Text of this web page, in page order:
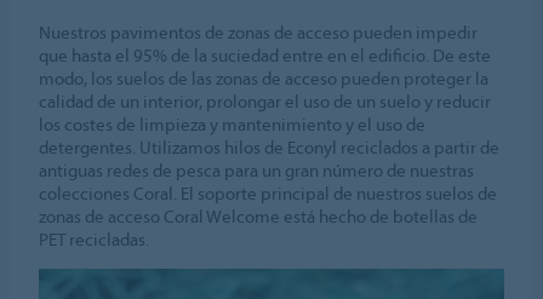
Nuestros pavimentos de zonas de acceso pueden impedir
que hasta el 95% de la suciedad entre en el edificio. De este
modo, los suelos de las zonas de acceso pueden proteger la
calidad de un interior, prolongar el uso de un suelo y reducir
los costes de limpieza y mantenimiento y el uso de
detergentes. Utilizamos hilos de Econyl reciclados a partir de
antiguas redes de pesca para un gran número de nuestras
colecciones Coral. El soporte principal de nuestros suelos de
zonas de acceso Coral Welcome está hecho de botellas de
PET recicladas.